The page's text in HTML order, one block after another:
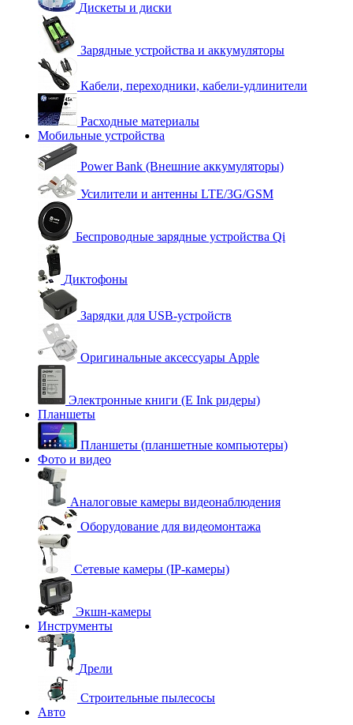
Дискеты и диски
Зарядные устройства и аккумуляторы
Кабели, переходники, кабели-удлинители
Расходные материалы
Мобильные устройства
Power Bank (Внешние аккумуляторы)
Усилители и антенны LTE/3G/GSM
Беспроводные зарядные устройства Qi
Диктофоны
Зарядки для USB-устройств
Оригинальные аксессуары Apple
Электронные книги (E Ink ридеры)
Планшеты
Планшеты (планшетные компьютеры)
Фото и видео
Аналоговые камеры видеонаблюдения
Оборудование для видеомонтажа
Сетевые камеры (IP-камеры)
Экшн-камеры
Инструменты
Дрели
Строительные пылесосы
Авто